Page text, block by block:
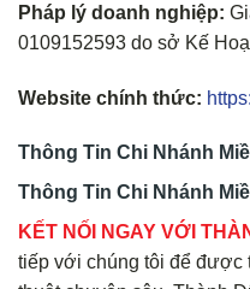
Pháp lý doanh nghiệp:
0109152593 do sở Kế
Website chính thức:
Thông Tin Chi Nhánh
Thông Tin Chi Nhánh
KẾT NỐI NGAY VỚI
tiếp với chúng tôi để được